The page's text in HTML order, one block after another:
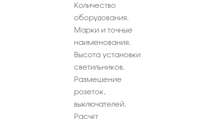
Количество
оборудования.
Марки и точные
наименования.
Высота установки
светильников.
Размещение
розеток,
выключателей.
Расчёт